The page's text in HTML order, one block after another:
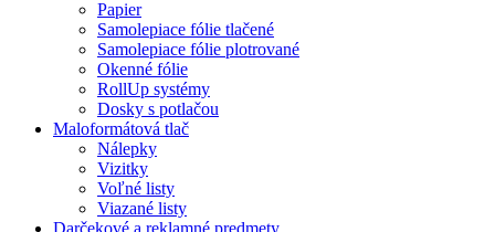
Papier
Samolepiace fólie tlačené
Samolepiace fólie plotrované
Okenné fólie
RollUp systémy
Dosky s potlačou
Maloformátová tlač
Nálepky
Vizitky
Voľné listy
Viazané listy
Darčekové a reklamné predmety